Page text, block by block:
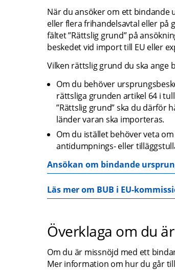
När du ansöker om ett bindande
eller flera frihandelsavtal eller på
fältet ”Rättslig grund” på
beskedet vid import till EU eller
Vilken rättslig grund du ska ange
Om du behöver
rättsliga grunden artikel 64 i
”Rättslig grund” ska du därför
länder varan ska importeras.
Om du istället behöver veta
antidumpnings- eller
Ansökan om bindande
pdf, 126.8 kB.
Läs mer om BUB i EU-
Överklaga om du
Om du är missnöjd med ett
Mer information om hur du går